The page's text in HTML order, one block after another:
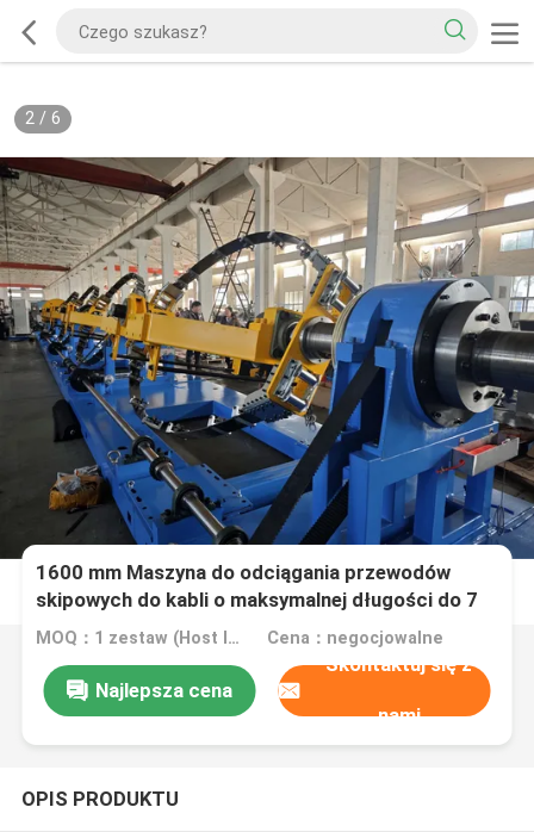
2/ 6
1600 mm Maszyna do odciągania przewodów
skipowych do kabli o maksymalnej długości do 7
rdzeni, z lub bez odwrotu
MOQ：1 zestaw (Host linkowy można zamówić osobno) Cena：negocjowalne
Najlepsza cena
Skontaktuj się z
nami
OPIS PRODUKTU